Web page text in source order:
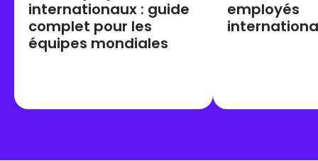
internationaux : guide
complet pour les
équipes mondiales
employés